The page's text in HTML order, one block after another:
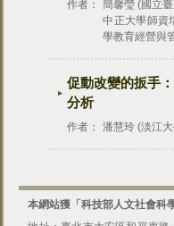
作者：
簡馨瑩 (國立
中正大學師資
學教育經營與
促動改變的扳手
分析
作者： 潘慧玲 (淡江
本網站獲「科技部人文社會科